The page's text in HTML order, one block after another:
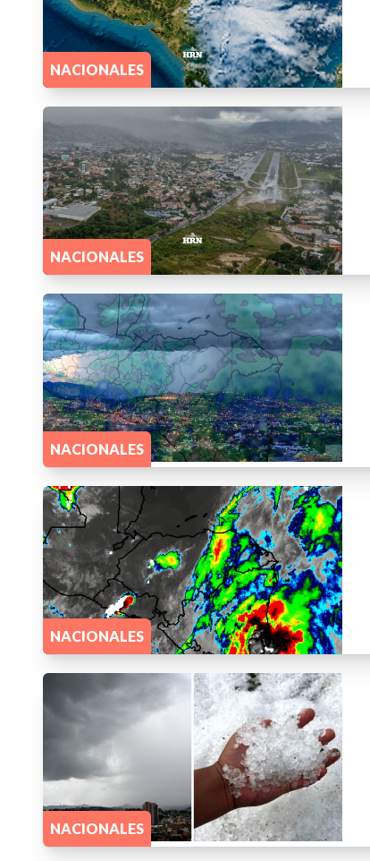
NACIONALES
NACIONALES
NACIONALES
NACIONALES
NACIONALES